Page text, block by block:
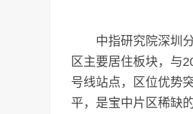
中指研究院深圳分
区主要居住板块，与
号线站点，区位优势
平，是宝中片区稀缺